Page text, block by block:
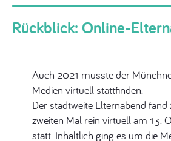
Rückblick: Online-
Auch 2021 musste der
Medien virtuell stattfinden.
Der stadtweite Elternabend
zweiten Mal rein virtuell am 13.
statt. Inhaltlich ging es um die